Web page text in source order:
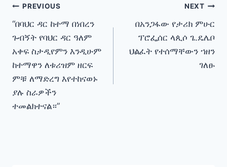
Post
navigation
PREVIOUS
“በባህር ዳር ከተማ በነበረን
ጉብኝት የባህር ዳር ዓለም
አቀፍ ስታዲየምን እንዲሁም
ከተማዋን ለቱሪዝም ዘርፍ
ምቹ ለማድረግ እየተከናወኑ
ያሉ ስራዎችን
ተመልክተናል።”
NEXT
በአንጋፋው የታሪክ ምሁር
ፕሮፌሰር ላጲሶ ጌ.ዴሌቦ
ህልፈት የተሰማቸውን ኀዘን
ገለፁ